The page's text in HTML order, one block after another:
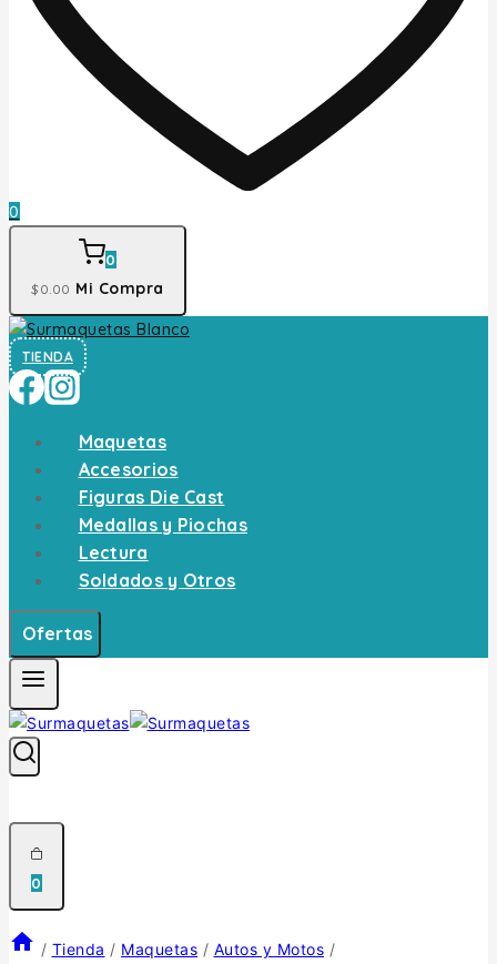
0
0
$0 .00 Mi Compra
TIENDA
Maquetas
Accesorios
Figuras Die Cast
Medallas y Piochas
Lectura
Soldados y Otros
Ofertas
0
/ Tienda / Maquetas / Autos y Motos /